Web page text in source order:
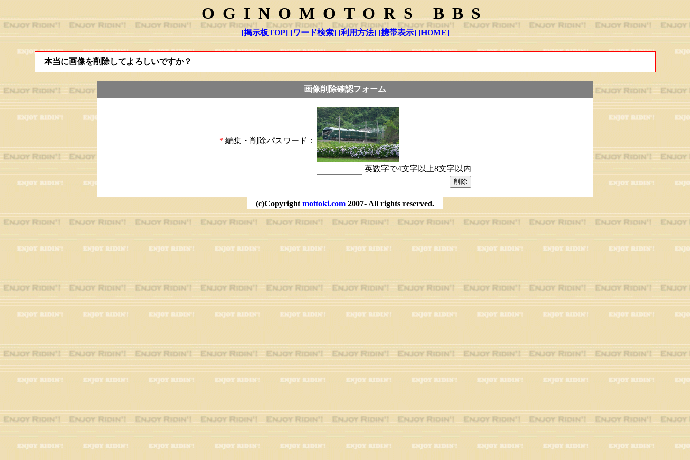
OGINOMOTORS BBS
[掲示板TOP] [ワード検索] [利用方法] [携帯表示] [HOME]
本当に画像を削除してよろしいですか？
画像削除確認フォーム
* 編集・削除パスワード：
英数字で4文字以上8文字以内
(c)Copyright mottoki.com 2007- All rights reserved.